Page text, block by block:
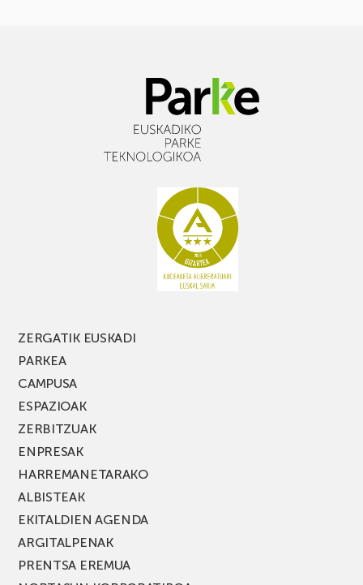
ZERGATIK EUSKADI
PARKEA
CAMPUSA
ESPAZIOAK
ZERBITZUAK
ENPRESAK
HARREMANETARAKO
ALBISTEAK
EKITALDIEN AGENDA
ARGITALPENAK
PRENTSA EREMUA